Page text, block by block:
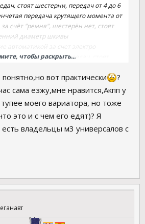
стоят шестерни, передач от 4 до 6
передача крутящего момента от
счёт "ремня", шестерён нет, стоят
диаметр шкивы
автоматикой за счет электро
переключения передач, стоят
извиняйте :-D
чтобы раскрыть...
вот практически
?
сама езжу,мне нравится,Акпп у
моего вариатора, но тоже
это и с чем его едят)? Я
есть владельцы м3 универсалов с